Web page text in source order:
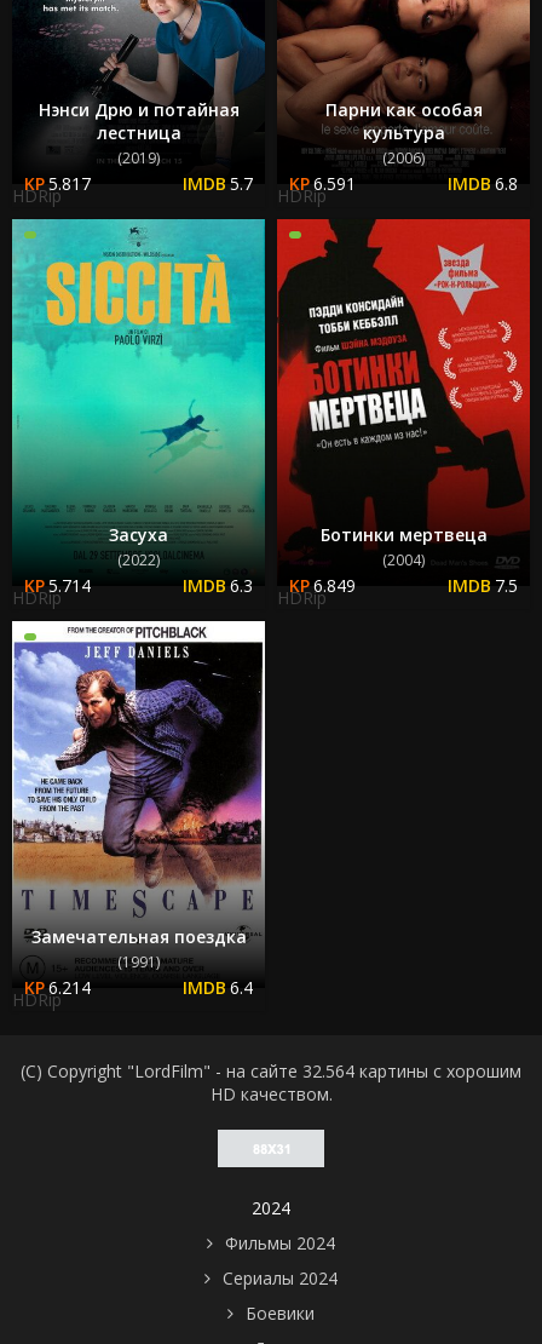
Нэнси Дрю и потайная
лестница
(2019)
5.817 5.7
HDRip
Парни как особая
культура
(2006)
6.591 6.8
HDRip
Засуха
(2022)
5.714 6.3
HDRip
Ботинки мертвеца
(2004)
6.849 7.5
HDRip
Замечательная поездка
(1991)
6.214 6.4
HDRip
(C) Copyright "LordFilm" - на сайте 32.564 картины с хорошим
HD качеством.
2024
Фильмы 2024
Сериалы 2024
Боевики